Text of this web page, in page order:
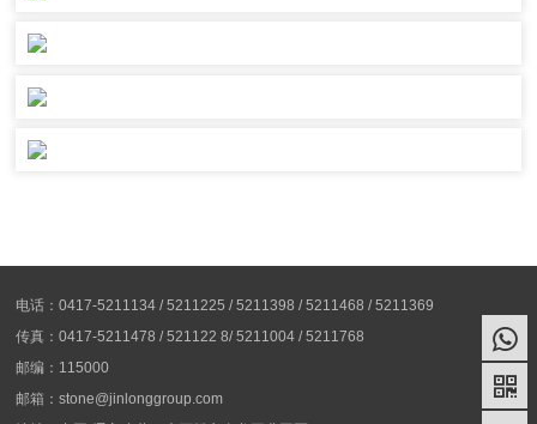
电话：0417-5211134 / 5211225 / 5211398 / 5211468 / 5211369
传真：0417-5211478 / 521122 8/ 5211004 / 5211768
邮编：115000
邮箱：stone@jinlonggroup.com